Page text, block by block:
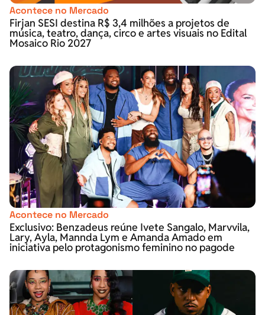
Acontece no Mercado
Firjan SESI destina R$ 3,4 milhões a projetos de
música, teatro, dança, circo e artes visuais no Edital
Mosaico Rio 2027
Acontece no Mercado
Exclusivo: Benzadeus reúne Ivete Sangalo, Marvvila,
Lary, Ayla, Mannda Lym e Amanda Amado em
iniciativa pelo protagonismo feminino no pagode